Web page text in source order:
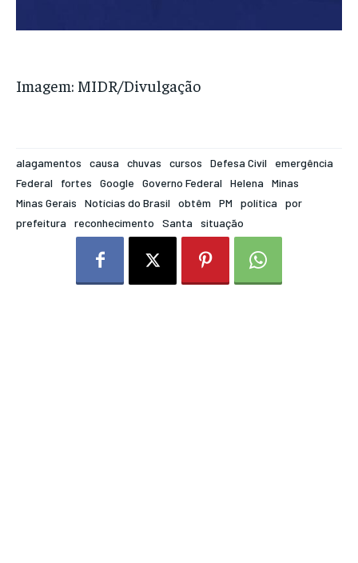
Imagem: MIDR/Divulgação
alagamentos causa chuvas cursos Defesa Civil
emergência
Federal
fortes Google Governo Federal Helena
Minas
Minas Gerais
Notícias do Brasil obtêm PM política
por
prefeitura
reconhecimento Santa situação